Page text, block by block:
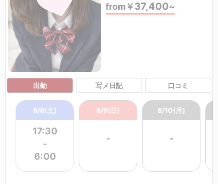
from￥37,400~
出勤 写メ日記 口コミ
8/8(土)
17:30
-
6:00
8/9(日)
-
8/10(月)
-